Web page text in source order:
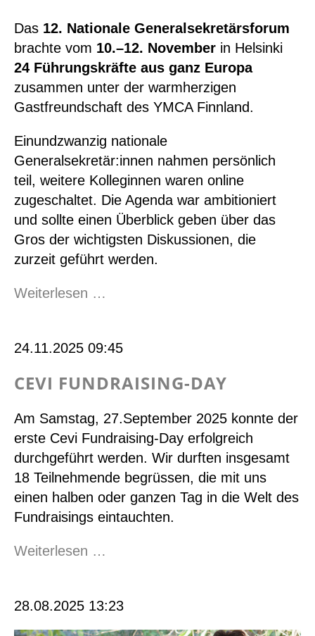
Das 12. Nationale Generalsekretärsforum
brachte vom 10.–12. November in Helsinki
24 Führungskräfte aus ganz Europa
zusammen unter der warmherzigen
Gastfreundschaft des YMCA Finnland.
Einundzwanzig nationale
Generalsekretär:innen nahmen persönlich
teil, weitere Kolleginnen waren online
zugeschaltet. Die Agenda war ambitioniert
und sollte einen Überblick geben über das
Gros der wichtigsten Diskussionen, die
zurzeit geführt werden.
Weiterlesen …
2025
24.11.2025 09:45
CEVI FUNDRAISING-DAY
Am Samstag, 27.September 2025 konnte der
erste Cevi Fundraising-Day erfolgreich
durchgeführt werden. Wir durften insgesamt
18 Teilnehmende begrüssen, die mit uns
einen halben oder ganzen Tag in die Welt des
Fundraisings eintauchten.
Weiterlesen …
28.08.2025 13:23